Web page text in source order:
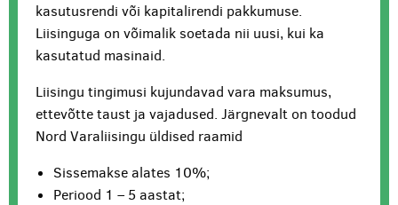
kasutusrendi või kapitalirendi pakkumuse.
Liisinguga on võimalik soetada nii uusi, kui ka
kasutatud masinaid.
Liisingu tingimusi kujundavad vara maksumus,
ettevõtte taust ja vajadused. Järgnevalt on toodud
Nord Varaliisingu üldised raamid
Sissemakse alates 10%;
Periood 1 – 5 aastat;